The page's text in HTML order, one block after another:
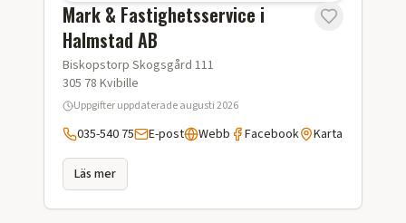
Mark & Fastighetsservice i
Halmstad AB
Biskopstorp Skogsgård 111
305 78 Kvibille
Uppgifter uppdateradeaugusti 2026
035-540 75 E-post Webb Facebook Karta
Läs mer